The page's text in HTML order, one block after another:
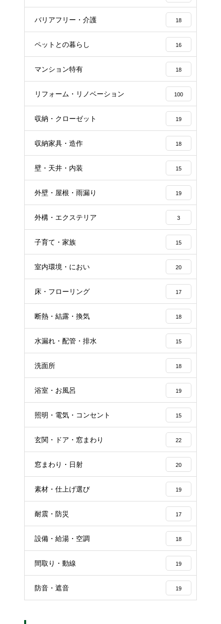
バリアフリー・介護 18
ペットとの暮らし 16
マンション特有 18
リフォーム・リノベーション 100
収納・クローゼット 19
収納家具・造作 18
壁・天井・内装 15
外壁・屋根・雨漏り 19
外構・エクステリア 3
子育て・家族 15
室内環境・におい 20
床・フローリング 17
断熱・結露・換気 18
水漏れ・配管・排水 15
洗面所 18
浴室・お風呂 19
照明・電気・コンセント 15
玄関・ドア・窓まわり 22
窓まわり・日射 20
素材・仕上げ選び 19
耐震・防災 17
設備・給湯・空調 18
間取り・動線 19
防音・遮音 19